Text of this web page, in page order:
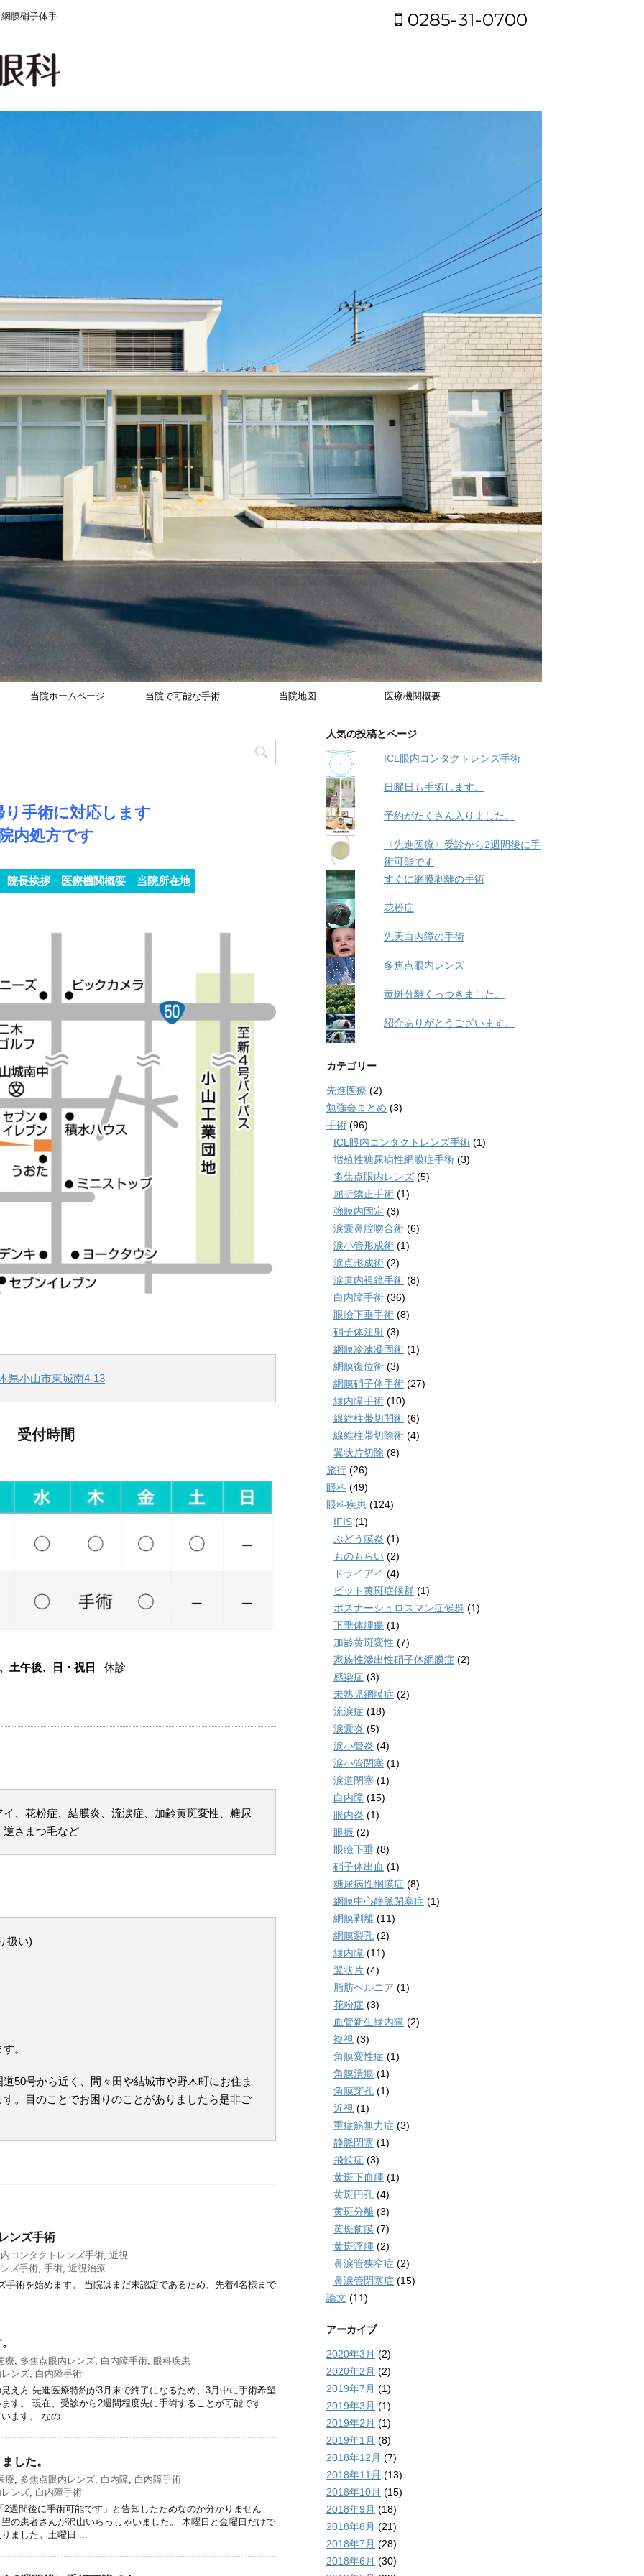
膜硝子体手 0285-31-0700
当院ホームページ 当院で可能な手術 当院地図 医療機関概要
り手術に対応します
内処方です
院長挨拶 医療機関概要 当院所在地
県小山市東城南4-13
受付時間
土午後、 日・祝日 休診
、花粉症、結膜炎、流涙症、加齢黄斑変性、糖尿
さまつ毛など
扱い)
。
50号から近く、間々田や結城市や野木町にお住ま
。目のことでお困りのことがありましたら是非ご
ンズ手術
コンタクトレンズ手術 近視
ズ手術 手術 近視治療
手術を始めます。 当院はまだ未認定であるため、先着4名様まで
療 多焦点眼内レンズ 白内障手術 眼科疾患
ンズ 白内障手術
え方 先進医療特約が3月末で終了になるため、3月中に手術希望
す。 現在、受診から2週間程度先に手術することが可能です
ます。 なの ...
した。
療 多焦点眼内レンズ 白内障 白内障手術
ンズ 白内障手術
週間後に手術可能です」と告知したためなのか分かりません
の患者さんが沢山いらっしゃいました。 木曜日と金曜日だけで
ました。土曜日 ...
人気の投稿とページ
ICL眼内コンタクトレンズ手術
日曜日も手術します。
予約がたくさん入りました。
〈先進医療〉受診から2週間後に手
術可能です
すぐに網膜剥離の手術
花粉症
先天白内障の手術
多焦点眼内レンズ
黄斑分離くっつきました。
紹介ありがとうございます。
カテゴリー
先進医療 (2)
勉強会まとめ (3)
手術 (96)
ICL眼内コンタクトレンズ手術 (1)
増殖性糖尿病性網膜症手術 (3)
多焦点眼内レンズ (5)
屈折矯正手術 (1)
強膜内固定 (3)
涙囊鼻腔吻合術 (6)
涙小管形成術 (1)
涙点形成術 (2)
涙道内視鏡手術 (8)
白内障手術 (36)
眼瞼下垂手術 (8)
硝子体注射 (3)
網膜冷凍凝固術 (1)
網膜復位術 (3)
網膜硝子体手術 (27)
緑内障手術 (10)
線維柱帯切開術 (6)
線維柱帯切除術 (4)
翼状片切除 (8)
旅行 (26)
眼科 (49)
眼科疾患 (124)
IFIS (1)
ぶどう膜炎 (1)
ものもらい (2)
ドライアイ (4)
ピット黄斑症候群 (1)
ポスナーシュロスマン症候群 (1)
下垂体腫瘍 (1)
加齢黄斑変性 (7)
家族性滲出性硝子体網膜症 (2)
感染症 (3)
未熟児網膜症 (2)
流涙症 (18)
涙囊炎 (5)
涙小管炎 (4)
涙小管閉塞 (1)
涙道閉塞 (1)
白内障 (15)
眼内炎 (1)
眼振 (2)
眼瞼下垂 (8)
硝子体出血 (1)
糖尿病性網膜症 (8)
網膜中心静脈閉塞症 (1)
網膜剥離 (11)
網膜裂孔 (2)
緑内障 (11)
翼状片 (4)
脂肪ヘルニア (1)
花粉症 (3)
血管新生緑内障 (2)
複視 (3)
角膜変性症 (1)
角膜潰瘍 (1)
角膜穿孔 (1)
近視 (1)
重症筋無力症 (3)
静脈閉塞 (1)
飛蚊症 (3)
黄斑下血腫 (1)
黄斑円孔 (4)
黄斑分離 (3)
黄斑前膜 (7)
黄斑浮腫 (2)
鼻涙管狭窄症 (2)
鼻涙管閉塞症 (15)
論文 (11)
アーカイブ
2020年3月 (2)
2020年2月 (2)
2019年7月 (1)
2019年3月 (1)
2019年2月 (1)
2019年1月 (8)
2018年12月 (7)
2018年11月 (13)
2018年10月 (15)
2018年9月 (18)
2018年8月 (21)
2018年7月 (28)
2018年6月 (30)